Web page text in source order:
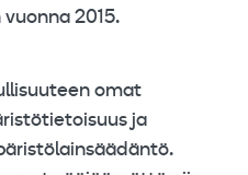
2015.
omat
ja